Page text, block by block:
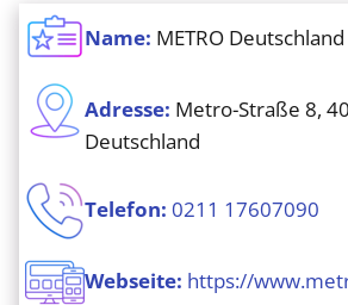
Name: METRO
Adresse: Metro-Straße 8,
Deutschland
Telefon: 0211 17607090
Webseite: https://